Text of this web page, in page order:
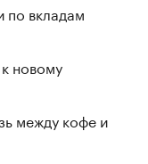
по вкладам
новому
между кофе и